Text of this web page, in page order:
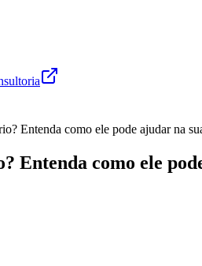
Entenda como ele pode ajudar na
Entenda como ele